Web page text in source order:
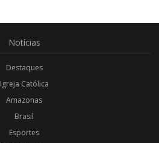
Notícias
Destaques
Igreja Católica
Amazonas
Brasil
Esportes